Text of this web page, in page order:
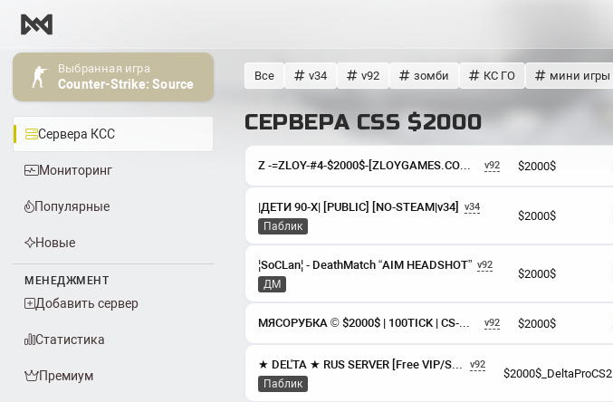
Выбранная игра
Counter-Strike: Source
Сервера КСС
Мониторинг
Популярные
Новые
МЕНЕДЖМЕНТ
Добавить сервер
Статистика
Премиум
Все v34 v92 зомби КС ГО мини игры
СЕРВЕРА CSS $2000
Z -=ZLOY-#4-$2000$-[ZLOYGAMES.COM]=- v92 $2000$
|ДЕТИ 90-Х| [PUBLIC] [NO-STEAM|v34] v34
Паблик
$2000$
¦SoCLan¦ - DeathMatch “AIM HEADSHOT” v92
ДМ
$2000$
МЯСОРУБКА © $2000$ | 100TICK | CS-MEAT.COM v92 $2000$
★ DEL'TA ★ RUS SERVER [Free VIP/Skins CS2] 18+ v92
Паблик
$2000$_DeltaProCS2